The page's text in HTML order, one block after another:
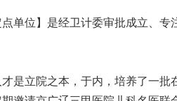
单位】是经卫计委审批成立、专
是立院之本，于内，培养了一批